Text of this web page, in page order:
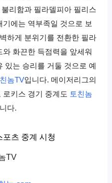
리함과 필라델피아 필리스
에는 역부족일 것으로 보
하게 분위기를 전환한 필라
화끈한 득점력을 앞세워
있는 승리를 거둘 것으로 예
놈TV입니다. 메이저리그의
키스 경기 중계도 토친놈
다.
포츠 중계 시청
TV